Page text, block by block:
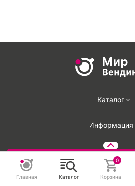
Главная Каталог
0
Корзина
Каталог
Информация
Задать вопрос